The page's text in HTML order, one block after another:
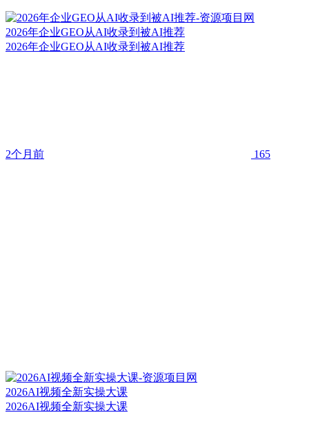
2026年企业GEO从AI收录到被AI推荐
2026年企业GEO从AI收录到被AI推荐
2个月前 165
2026AI视频全新实操大课
2026AI视频全新实操大课